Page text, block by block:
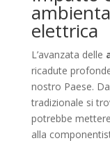
elettrica
L’avanzata delle
ricadute
nostro Paese.
tradizionale si
potrebbe
alla